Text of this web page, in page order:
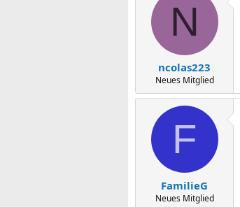
N
ncolas223
Neues Mitglied
F
FamilieG
Neues Mitglied